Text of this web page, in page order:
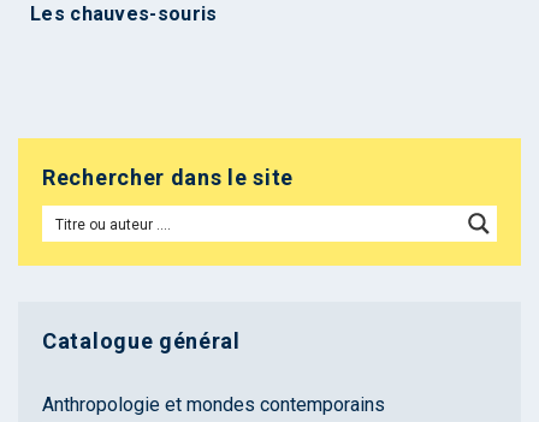
Les chauves-souris
Rechercher dans le site
Catalogue général
Anthropologie et mondes contemporains